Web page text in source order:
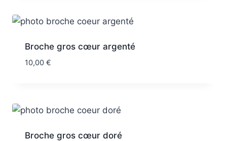
Broche gros cœur argenté
10,00 €
Broche gros cœur doré